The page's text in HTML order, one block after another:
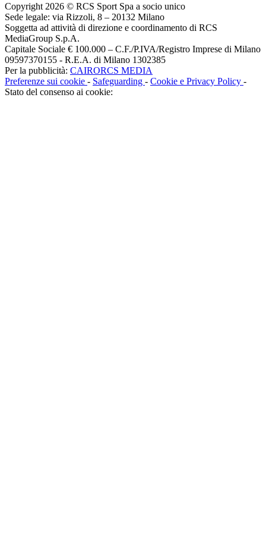
Copyright 2026 © RCS Sport Spa a socio unico
Sede legale: via Rizzoli, 8 – 20132 Milano
Soggetta ad attività di direzione e coordinamento di RCS
MediaGroup S.p.A.
Capitale Sociale € 100.000 – C.F./P.IVA/Registro Imprese di Milano
09597370155 - R.E.A. di Milano 1302385
Per la pubblicità: CAIRORCS MEDIA
Preferenze sui cookie - Safeguarding - Cookie e Privacy Policy -
Stato del consenso ai cookie: